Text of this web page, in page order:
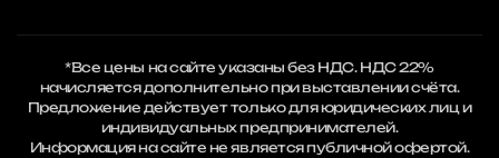
*Все цены на сайте указаны без НДС. НДС 22%
начисляется дополнительно при выставлении счёта.
Предложение действует только для юридических лиц и
индивидуальных предпринимателей.
Информация на сайте не является публичной офертой.